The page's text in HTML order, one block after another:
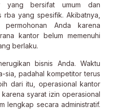
yang bersifat umum dan
yang spesifik. Akibatnya,
permohonan Anda karena
kantor belum memenuhi
berlaku.
bisnis Anda. Waktu
sia, padahal kompetitor terus
dari itu, operasional kantor
syarat izin operasional
lengkap secara administratif.